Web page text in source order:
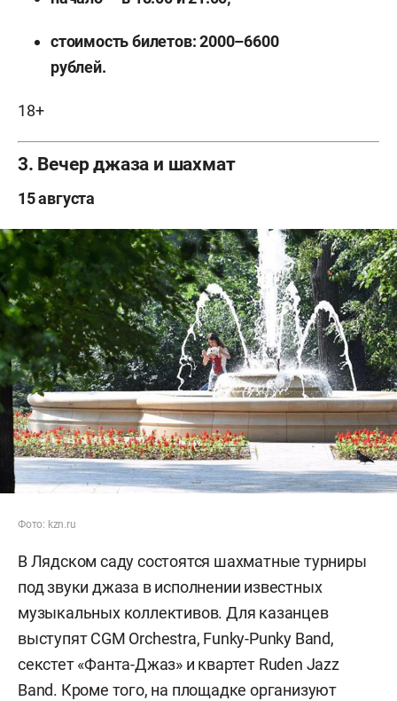
стоимость билетов: 2000–6600
рублей.
18+
3. Вечер джаза и шахмат
15 августа
Фото: kzn.ru
В Лядском саду состоятся шахматные турниры
под звуки джаза в исполнении известных
музыкальных коллективов. Для казанцев
выступят CGM Orchestra, Funky-Punky Band,
секстет «Фанта-Джаз» и квартет Ruden Jazz
Band. Кроме того, на площадке организуют